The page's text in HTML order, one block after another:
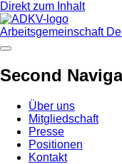
Direkt zum Inhalt
Arbeitsgemeinschaft
Second
Über uns
Mitgliedschaft
Presse
Positionen
Kontakt